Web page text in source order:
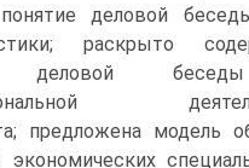
понятие деловой
раскрыто
деловой
предложена модель
экономических